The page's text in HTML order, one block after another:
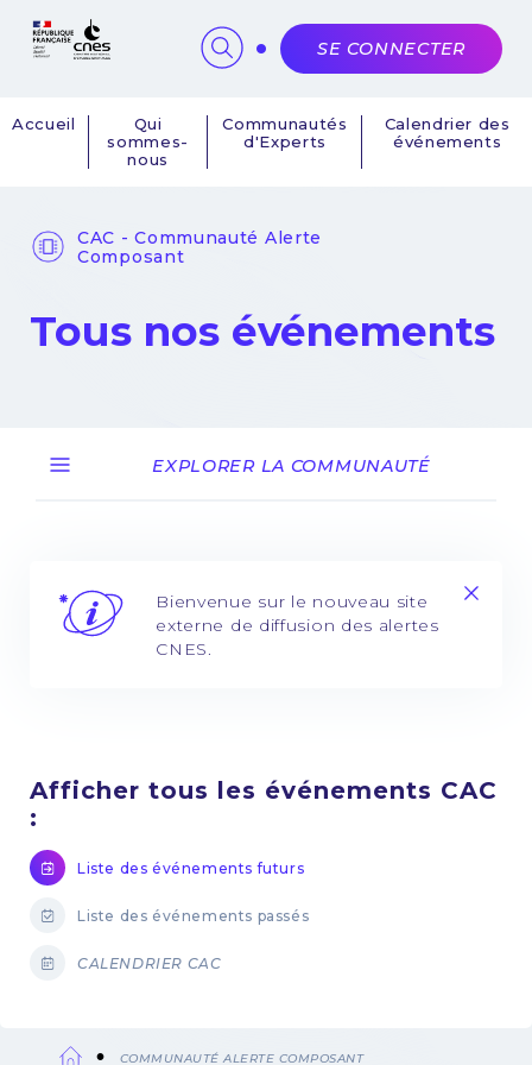
Navigation
Accueil
Qui
sommes-
nous
Communautés
d'Experts
Calendrier des
événements
SE CONNECTER
CAC - Communauté Alerte
Composant
Tous nos événements
EXPLORER LA COMMUNAUTÉ
Bienvenue sur le nouveau site
externe de diffusion des alertes
CNES.
Afficher tous les événements CAC
:
Liste des événements futurs
Liste des événements passés
CALENDRIER CAC
COMMUNAUTÉ ALERTE COMPOSANT